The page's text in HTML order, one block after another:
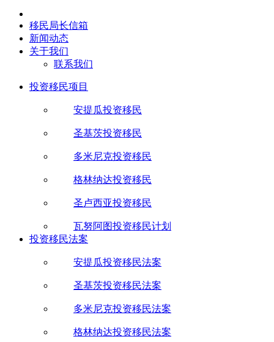
移民局长信箱
新闻动态
关于我们
联系我们
投资移民项目
安提瓜投资移民
圣基茨投资移民
多米尼克投资移民
格林纳达投资移民
圣卢西亚投资移民
瓦努阿图投资移民计划
投资移民法案
安提瓜投资移民法案
圣基茨投资移民法案
多米尼克投资移民法案
格林纳达投资移民法案